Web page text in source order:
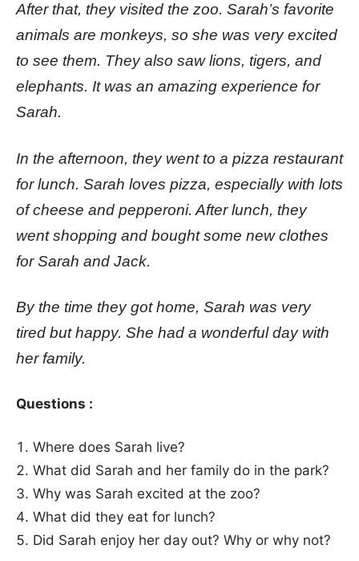
After that, they visited the zoo. Sarah’s favorite
animals are monkeys, so she was very excited
to see them. They also saw lions, tigers, and
elephants. It was an amazing experience for
Sarah.
In the afternoon, they went to a pizza restaurant
for lunch. Sarah loves pizza, especially with lots
of cheese and pepperoni. After lunch, they
went shopping and bought some new clothes
for Sarah and Jack.
By the time they got home, Sarah was very
tired but happy. She had a wonderful day with
her family.
Questions :
Where does Sarah live?
What did Sarah and her family do in the park?
Why was Sarah excited at the zoo?
What did they eat for lunch?
Did Sarah enjoy her day out? Why or why not?